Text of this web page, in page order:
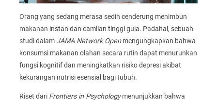
Orang yang sedang merasa sedih cenderung menimbun
makanan instan dan camilan tinggi gula. Padahal, sebuah
studi dalam JAMA Network Openmengungkapkan bahwa
konsumsi makanan olahan secara rutin dapat menurunkan
fungsi kognitif dan meningkatkan risiko depresi akibat
kekurangan nutrisi esensial bagi tubuh.
Riset dari Frontiers in Psychologymenunjukkan bahwa